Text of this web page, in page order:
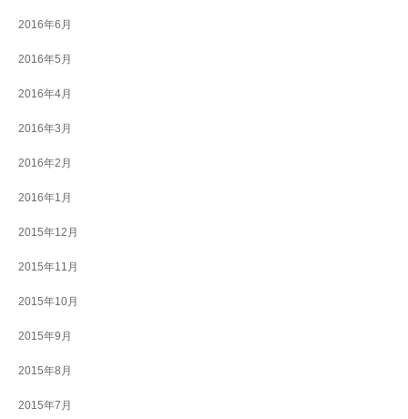
2016年6月
2016年5月
2016年4月
2016年3月
2016年2月
2016年1月
2015年12月
2015年11月
2015年10月
2015年9月
2015年8月
2015年7月